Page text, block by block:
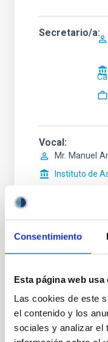
Consentimiento
Esta página web usa
Las cookies de este
el contenido y los
sociales y analizar el
Secretario/a
Vocal
Mr. Manuel
Instituto de
RESUELTO
PERFIL DEL
TÉCNICO/A
TITULACIÓN